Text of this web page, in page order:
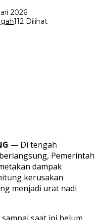
2026
112 Dilihat
— Di tengah
Pemerintah
dampak
kerusakan
menjadi urat nadi